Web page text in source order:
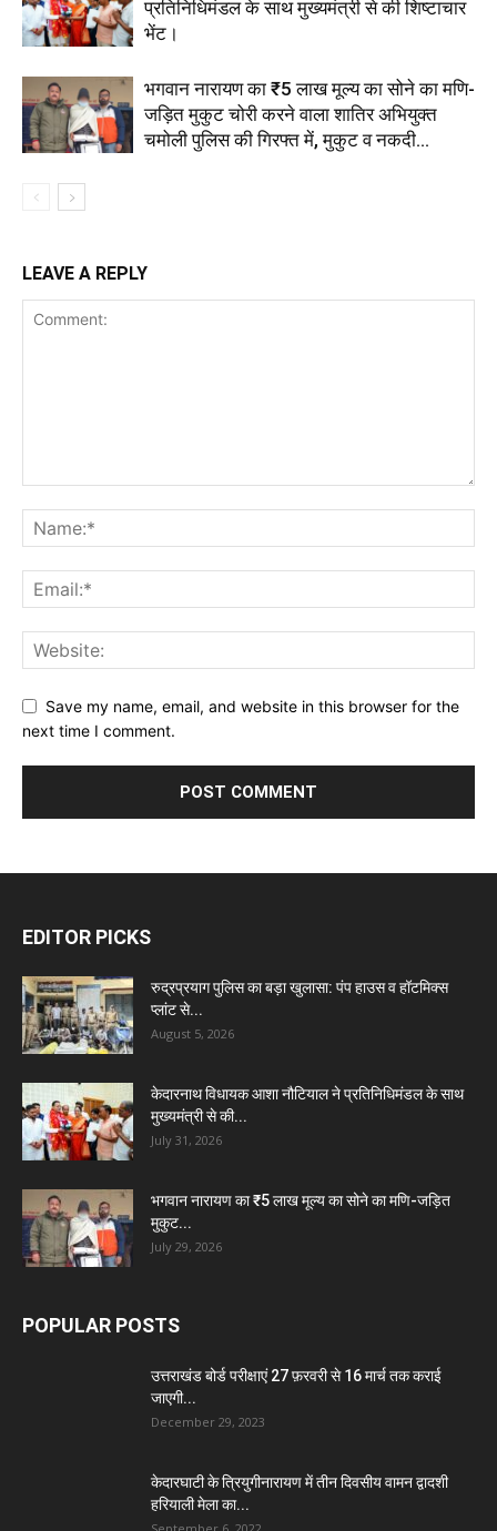
प्रतिनिधिमंडल के साथ मुख्यमंत्री से की शिष्टाचार
भेंट।
भगवान नारायण का ₹5 लाख मूल्य का सोने का मणि-
जड़ित मुकुट चोरी करने वाला शातिर अभियुक्त
चमोली पुलिस की गिरफ्त में, मुकुट व नकदी...
LEAVE A REPLY
Save my name, email, and website in this browser for the
next time I comment.
EDITOR PICKS
रुद्रप्रयाग पुलिस का बड़ा खुलासा: पंप हाउस व हॉटमिक्स
प्लांट से...
August 5, 2026
केदारनाथ विधायक आशा नौटियाल ने प्रतिनिधिमंडल के साथ
मुख्यमंत्री से की...
July 31, 2026
भगवान नारायण का ₹5 लाख मूल्य का सोने का मणि-जड़ित
मुकुट...
July 29, 2026
POPULAR POSTS
उत्तराखंड बोर्ड परीक्षाएं 27 फ़रवरी से 16 मार्च तक कराई
जाएगी...
December 29, 2023
केदारघाटी के त्रियुगीनारायण में तीन दिवसीय वामन द्वादशी
हरियाली मेला का...